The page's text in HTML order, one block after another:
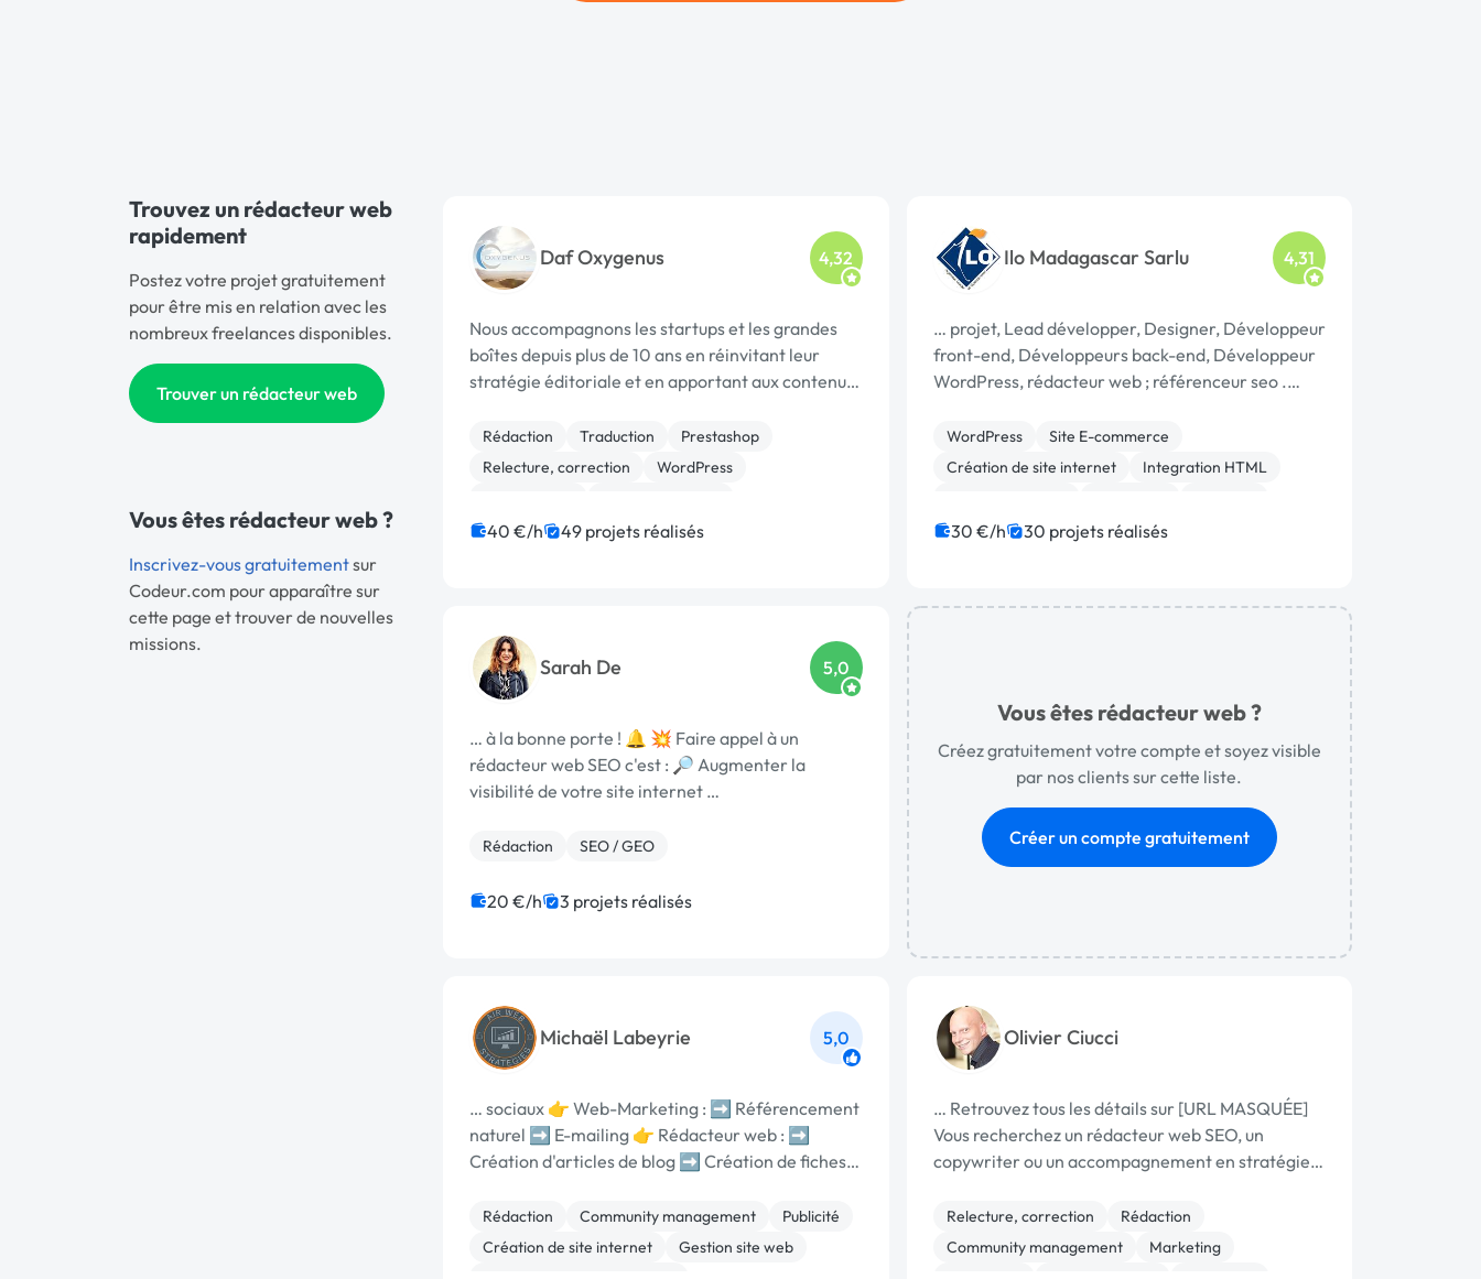
Trouvez un rédacteur web
rapidement
Postez votre projet gratuitement
pour être mis en relation avec les
nombreux freelances disponibles.
Trouver un rédacteur web
Vous êtes rédacteur web ?
Inscrivez-vous gratuitementsur
Codeur.com pour apparaître sur
cette page et trouver de nouvelles
missions.
Daf Oxygenus 4,32
Nous accompagnons les startups et les grandes
boîtes depuis plus de 10 ans en réinvitant leur
stratégie éditoriale et en apportant aux contenus
rédacteu
Rédaction Traduction
Prestashop
Relecture, correction
WordPress
Integration HTML
CSS, HTML, XML
40 €/h 49 projets réalisés
Ilo Madagascar Sarlu 4,31
… projet, Lead développer, Designer, Développeur
front-end, Développeurs back-end, Développeur
WordPress, rédacteur web ; référenceur seo .
WordPress
Site E-commerce
Création de site internet
Integration HTML
WooCommerce
Migration ou refonte de site
30 €/h 30 projets réalisés
Sarah De 5,0
… à la bonne porte ! 🔔 💥 Faire appel à un
rédacteur web SEO c'est : 🔎 Augmenter la
visibilité de votre site internet …
Rédaction SEO / GEO
20 €/h 3 projets réalisés
Vous êtes rédacteur web ?
Créez gratuitement votre compte et soyez visible
par nos clients sur cette liste.
Créer un compte gratuitement
Michaël Labeyrie 5,0
… sociaux 👉 Web-Marketing : ➡️ Référencement
naturel ➡️ E-mailing 👉 Rédacteur web : ➡️
Création d'articles de blog ➡️ Création de fiches
Rédaction Community management
Publicité
Création de site internet
Gestion site web
Olivier Ciucci
… Retrouvez tous les détails sur [URL MASQUÉE]
Vous recherchez un rédacteur web SEO, un
copywriter ou un accompagnement en stratégie
Relecture, correction
Rédaction
Community management
Marketing